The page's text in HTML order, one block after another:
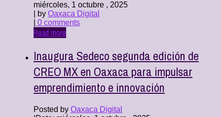
miércoles, 1 octubre , 2025
| by Oaxaca Digital
0 comments
Read more
Inaugura Sedeco segunda edición de
CREO MX en Oaxaca para impulsar
emprendimiento e innovación
Posted by Oaxaca Digital